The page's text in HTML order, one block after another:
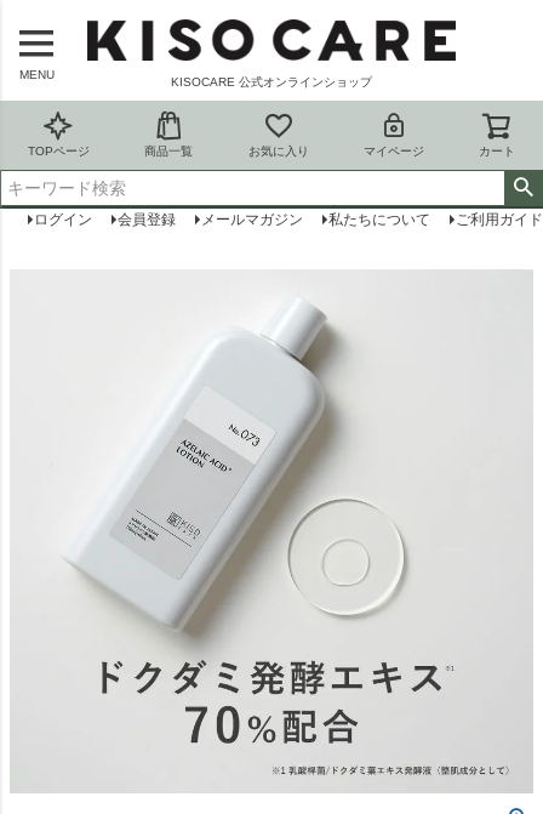
MENU
KISOCARE 公式オンラインショップ
TOPページ 商品一覧 お気に入り マイページ カート
ログイン 会員登録 メールマガジン 私たちについて ご利用ガイド